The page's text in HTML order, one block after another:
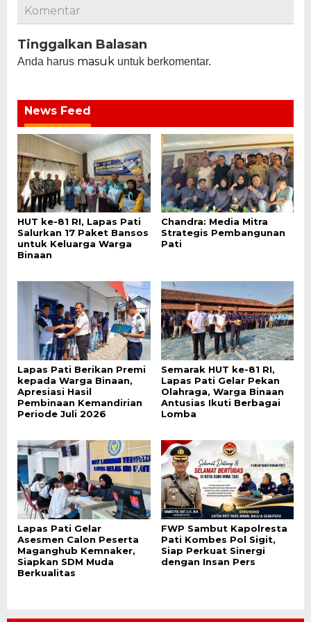
Komentar
Tinggalkan Balasan
Anda harus masuk untuk berkomentar.
News Feed
HUT ke-81 RI, Lapas Pati
Salurkan 17 Paket Bansos
untuk Keluarga Warga
Binaan
Chandra: Media Mitra
Strategis Pembangunan
Pati
Lapas Pati Berikan Premi
kepada Warga Binaan,
Apresiasi Hasil
Pembinaan Kemandirian
Periode Juli 2026
Semarak HUT ke-81 RI,
Lapas Pati Gelar Pekan
Olahraga, Warga Binaan
Antusias Ikuti Berbagai
Lomba
Lapas Pati Gelar
Asesmen Calon Peserta
Maganghub Kemnaker,
Siapkan SDM Muda
Berkualitas
FWP Sambut Kapolresta
Pati Kombes Pol Sigit,
Siap Perkuat Sinergi
dengan Insan Pers